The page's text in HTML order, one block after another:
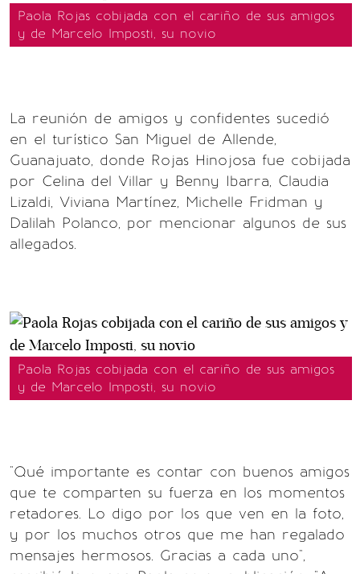
Paola Rojas cobijada con el cariño de sus amigos
y de Marcelo Imposti, su novio
La reunión de amigos y confidentes sucedió
en el turístico San Miguel de Allende,
Guanajuato, donde Rojas Hinojosa fue cobijada
por Celina del Villar y Benny Ibarra, Claudia
Lizaldi, Viviana Martínez, Michelle Fridman y
Dalilah Polanco, por mencionar algunos de sus
allegados.
Paola Rojas cobijada con el cariño de sus amigos
y de Marcelo Imposti, su novio
"Qué importante es contar con buenos amigos
que te comparten su fuerza en los momentos
retadores. Lo digo por los que ven en la foto,
y por los muchos otros que me han regalado
mensajes hermosos. Gracias a cada uno",